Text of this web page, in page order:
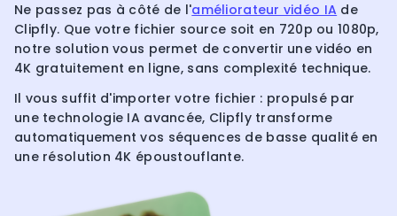
Ne passez pas à côté de l'améliorateur vidéo IA de
Clipfly. Que votre fichier source soit en 720p ou 1080p,
notre solution vous permet de convertir une vidéo en
4K gratuitement en ligne, sans complexité technique.
Il vous suffit d'importer votre fichier : propulsé par
une technologie IA avancée, Clipfly transforme
automatiquement vos séquences de basse qualité en
une résolution 4K époustouflante.